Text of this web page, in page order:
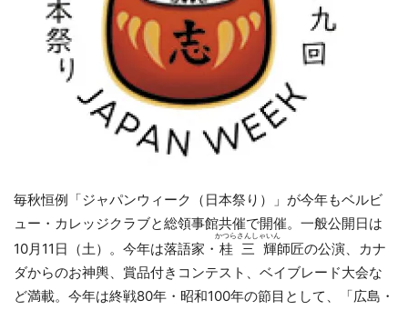
毎秋恒例「ジャパンウィーク（日本祭り）」が今年もベルビ
ュー・カレッジクラブと総領事館共催で開催。一般公開日は
10月11日（土）。今年は落語家・ 桂三輝
かつらさんしゃいん
師匠の公演、カナ
ダからのお神輿、賞品付きコンテスト、ベイブレード大会な
ど満載。今年は終戦80年・昭和100年の節目として、「広島・